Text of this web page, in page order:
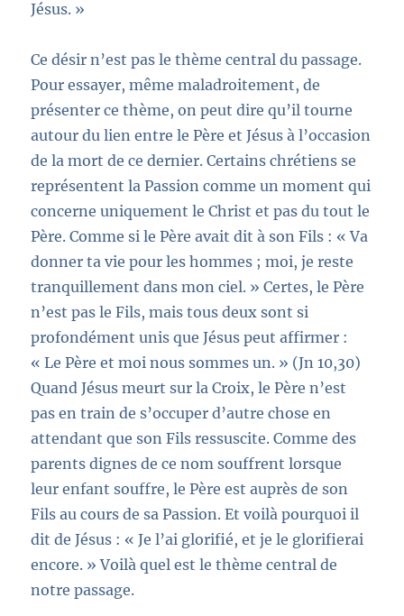
Jésus. »
Ce désir n’est pas le thème central dupassage.
Pour essayer, même maladroitement, de
présenter ce thème, on peut dire qu’iltourne
autour du lien entre le Père et Jésus à l’occasion
de la mort de ce dernier. Certains chrétiens se
représentent la Passion comme un moment qui
concerne uniquement le Christ et pas du tout le
Père. Comme si le Père avait dit à son Fils : « Va
donner ta vie pour les hommes ; moi, je reste
tranquillement dans mon ciel. » Certes, le Père
n’est pas le Fils, mais tousdeuxsontsi
profondément unisque Jésus peut affirmer :
« Le Père et moi nous sommes un. » (Jn 10,30)
Quand Jésus meurt sur la Croix, le Père n’est
pas en train de s’occuper d’autre chose en
attendant que son Fils ressuscite. Comme des
parents dignes de ce nom souffrent lorsque
leur enfant souffre, le Père est auprès de son
Fils au cours de sa Passion. Et voilà pourquoi il
ditde Jésus : « Jel’ai glorifié, et je le glorifierai
encore. » Voilàquel estle thème central de
notre passage.